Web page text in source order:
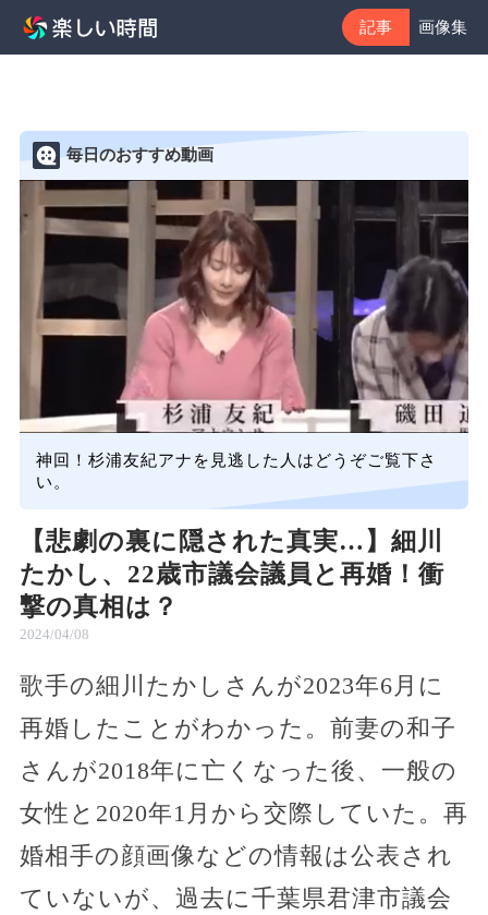
記事 画像集
毎日のおすすめ動画
神回！杉浦友紀アナを見逃した人はどうぞご覧下さ
い。
【悲劇の裏に隠された真実…】細川
たかし、22歳市議会議員と再婚！衝
撃の真相は？
2024/04/08
歌手の細川たかしさんが2023年6月に
再婚したことがわかった。前妻の和子
さんが2018年に亡くなった後、一般の
女性と2020年1月から交際していた。再
婚相手の顔画像などの情報は公表され
ていないが、過去に千葉県君津市議会